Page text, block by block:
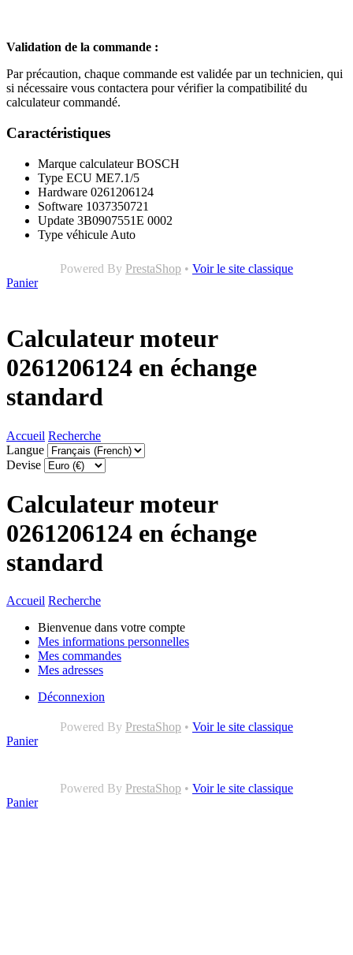
Validation de la commande :
Par précaution, chaque commande est validée par un technicien, qui
si nécessaire vous contactera pour vérifier la compatibilité du
calculateur commandé.
Caractéristiques
Marque calculateur BOSCH
Type ECU ME7.1/5
Hardware 0261206124
Software 1037350721
Update 3B0907551E 0002
Type véhicule Auto
Powered By PrestaShop • Voir le site classique
Panier
Calculateur moteur
0261206124 en échange
standard
Accueil Recherche
Langue
Devise
Calculateur moteur
0261206124 en échange
standard
Accueil Recherche
Bienvenue dans votre compte
Mes informations personnelles
Mes commandes
Mes adresses
Déconnexion
Powered By PrestaShop • Voir le site classique
Panier
Powered By PrestaShop • Voir le site classique
Panier